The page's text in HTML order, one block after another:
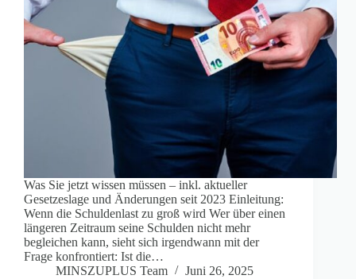
Was Sie jetzt wissen müssen – inkl. aktueller
Gesetzeslage und Änderungen seit 2023 Einleitung:
Wenn die Schuldenlast zu groß wird Wer über einen
längeren Zeitraum seine Schulden nicht mehr
begleichen kann, sieht sich irgendwann mit der
Frage konfrontiert: Ist die…
MINSZUPLUS Team
Juni 26, 2025